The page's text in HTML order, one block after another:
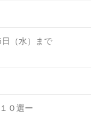
（水）まで
０選ー